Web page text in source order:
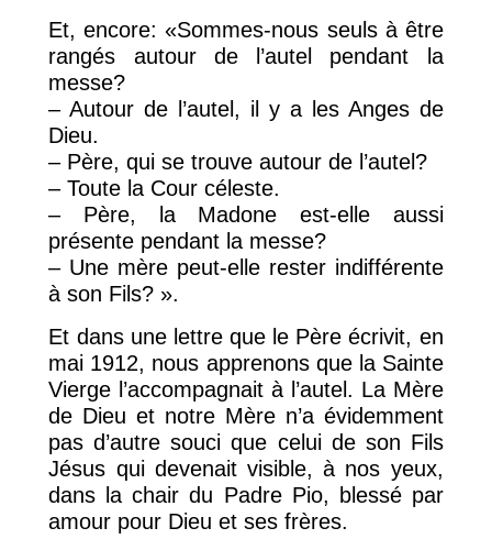
Et, encore: «Sommes-nous seuls à être
rangés autour de l’autel pendant la
messe?
– Autour de l’autel, il y a les Anges de
Dieu.
– Père, qui se trouve autour de l’autel?
– Toute la Cour céleste.
– Père, la Madone est-elle aussi
présente pendant la messe?
– Une mère peut-elle rester indifférente
à son Fils? ».
Et dans une lettre que le Père écrivit, en
mai 1912, nous apprenons que la Sainte
Vierge l’accompagnait à l’autel. La Mère
de Dieu et notre Mère n’a évidemment
pas d’autre souci que celui de son Fils
Jésus qui devenait visible, à nos yeux,
dans la chair du Padre Pio, blessé par
amour pour Dieu et ses frères.